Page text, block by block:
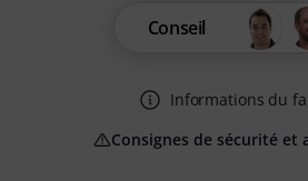
Conseil
Informations du
Consignes de sécurité et